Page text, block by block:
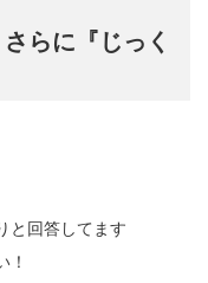
らに『じっく
と回答してます
！